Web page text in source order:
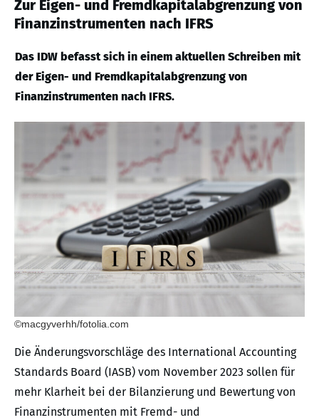
Zur Eigen- und Fremdkapitalabgrenzung von
Finanzinstrumenten nach IFRS
Das IDW befasst sich in einem aktuellen Schreiben mit
der Eigen- und Fremdkapitalabgrenzung von
Finanzinstrumenten nach IFRS.
©macgyverhh/fotolia.com
Die Änderungsvorschläge des International Accounting
Standards Board (IASB) vom November 2023 sollen für
mehr Klarheit bei der Bilanzierung und Bewertung von
Finanzinstrumenten mit Fremd- und